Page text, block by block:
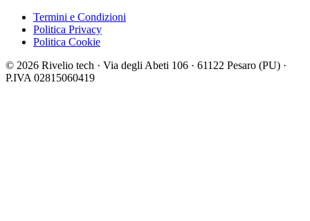
Termini e Condizioni
Politica Privacy
Politica Cookie
© 2026 Rivelio tech · Via degli Abeti 106 · 61122 Pesaro (PU) ·
P.IVA 02815060419